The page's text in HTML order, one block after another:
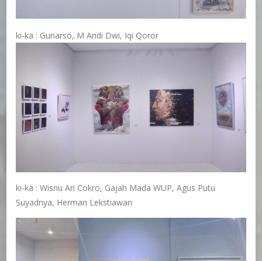
ki-ka : Gunarso, M Andi Dwi, Iqi Qoror
ki-ka : Wisnu Ari Cokro, Gajah Mada WUP, Agus Putu
Suyadnya, Herman Lekstiawan